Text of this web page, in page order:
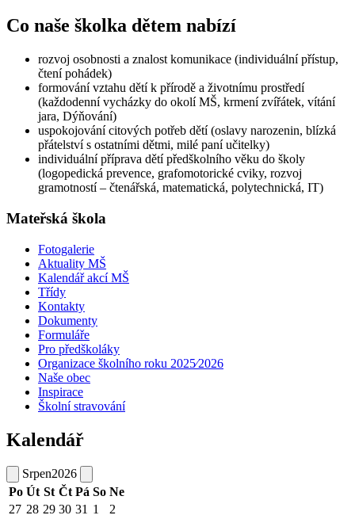
Co naše školka dětem nabízí
rozvoj osobnosti a znalost komunikace (individuální přístup,
čtení pohádek)
formování vztahu dětí k přírodě a životnímu prostředí
(každodenní vycházky do okolí MŠ, krmení zvířátek, vítání
jara, Dýňování)
uspokojování citových potřeb dětí (oslavy narozenin, blízká
přátelství s ostatními dětmi, milé paní učitelky)
individuální příprava dětí předškolního věku do školy
(logopedická prevence, grafomotorické cviky, rozvoj
gramotností – čtenářská, matematická, polytechnická, IT)
Mateřská škola
Fotogalerie
Aktuality MŠ
Kalendář akcí MŠ
Třídy
Kontakty
Dokumenty
Formuláře
Pro předškoláky
Organizace školního roku 2025⁄2026
Naše obec
Inspirace
Školní stravování
Kalendář
Srpen2026
Po Út St Čt Pá So Ne
27 28 29 30 31 1
2